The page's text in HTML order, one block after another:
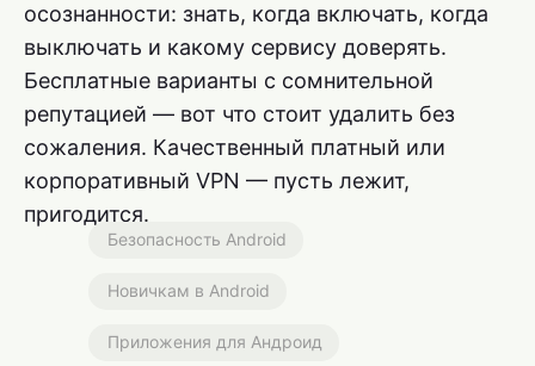
осознанности: знать, когда включать, когда
выключать и какому сервису доверять.
Бесплатные варианты с сомнительной
репутацией — вот что стоит удалить без
сожаления. Качественный платный или
корпоративный VPN — пусть лежит,
пригодится.
Безопасность Android
Новичкам в Android
Приложения для Андроид